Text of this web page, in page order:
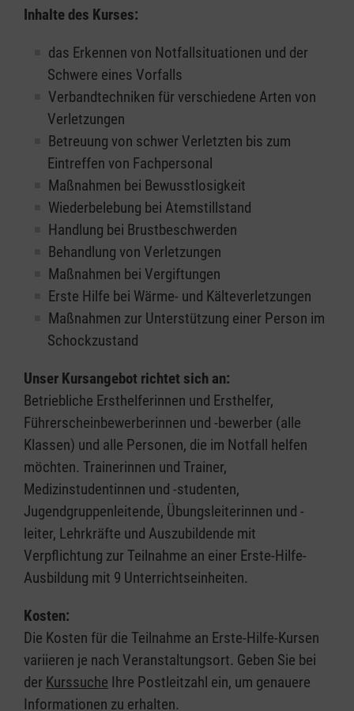
Inhalte des Kurses:
das Erkennen von Notfallsituationen und der
Schwere eines Vorfalls
Verbandtechniken für verschiedene Arten von
Verletzungen
Betreuung von schwer Verletzten bis zum
Eintreffen von Fachpersonal
Maßnahmen bei Bewusstlosigkeit
Wiederbelebung bei Atemstillstand
Handlung bei Brustbeschwerden
Behandlung von Verletzungen
Maßnahmen bei Vergiftungen
Erste Hilfe bei Wärme- und Kälteverletzungen
Maßnahmen zur Unterstützung einer Person im
Schockzustand
Unser Kursangebot richtet sich an:
Betriebliche Ersthelferinnen und Ersthelfer,
Führerscheinbewerberinnen und -bewerber (alle
Klassen) und alle Personen, die im Notfall helfen
möchten. Trainerinnen und Trainer,
Medizinstudentinnen und -studenten,
Jugendgruppenleitende, Übungsleiterinnen und -
leiter, Lehrkräfte und Auszubildende mit
Verpflichtung zur Teilnahme an einer Erste-Hilfe-
Ausbildung mit 9 Unterrichtseinheiten.
Kosten:
Die Kosten für die Teilnahme an Erste-Hilfe-Kursen
variieren je nach Veranstaltungsort. Geben Sie bei
der Kurssuche Ihre Postleitzahl ein, um genauere
Informationen zu erhalten.